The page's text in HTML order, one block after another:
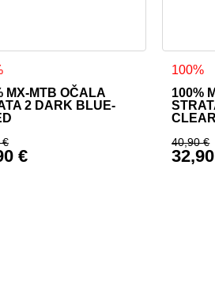
MX-MTB OČALA
2 DARK BLUE-
€
cena je bila: 50,90 €.
€
100%
100%
CLEAR
40,90€